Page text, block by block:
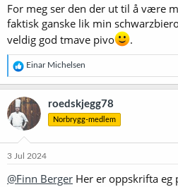
For meg ser den der ut til å være
faktisk ganske lik min
veldig god tmave pivo
.
R
e
a
k
s
j
o
e
:
Einar Michelsen
roedskjegg78
Norbrygg-medlem
3 Jul 2024
@Finn Berger Her er oppskrifta eg